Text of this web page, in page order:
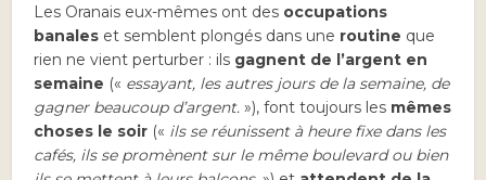
Les Oranais eux-mêmes ont des occupations
banales et semblent plongés dans une routine que
rien ne vient perturber : ils gagnent de l’argent en
semaine (« essayant, les autres jours de la semaine, de
gagner beaucoup d’argent.»), font toujours les mêmes
choses le soir (« ils se réunissent à heure fixe dans les
cafés, ils se promènent sur le même boulevard ou bien